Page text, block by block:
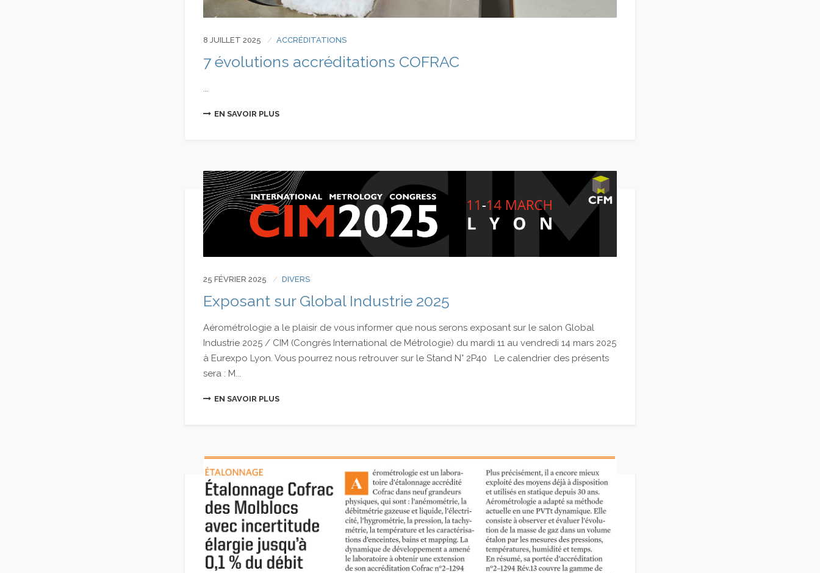
8 JUILLET 2025 ACCRÉDITATIONS
7 évolutions accréditations COFRAC
...
EN SAVOIR PLUS
25 FÉVRIER 2025 DIVERS
Exposant sur Global Industrie 2025
Aérométrologie a le plaisir de vous informer que nous serons exposant sur le salon Global
Industrie 2025 / CIM (Congrès International de Métrologie) du mardi 11 au vendredi 14 mars 2025
à Eurexpo Lyon. Vous pourrez nous retrouver sur le Stand N° 2P40 Le calendrier des présents
sera : M...
EN SAVOIR PLUS